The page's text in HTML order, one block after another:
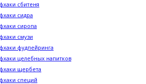
сбитеня
сидра
сиропа
смузи
фудпейринга
целебных напитков
щербета
специй